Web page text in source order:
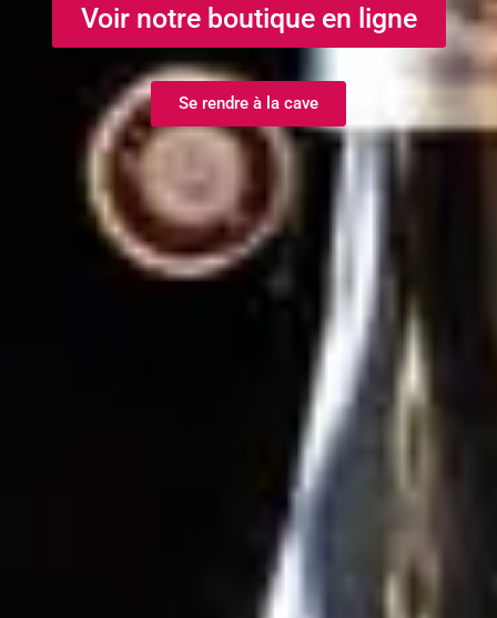
Voir notre boutique en ligne
Se rendre à la cave